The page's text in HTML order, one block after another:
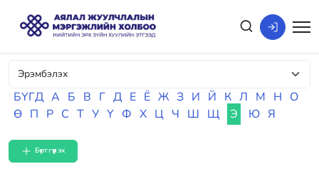
БҮГД А Б В Г Д Е Ё Ж З И Й К Л М Н О
Ө П Р С Т У Ү Ф Х Ц Ч Ш Щ Э Ю Я
Бүртгүүлэх